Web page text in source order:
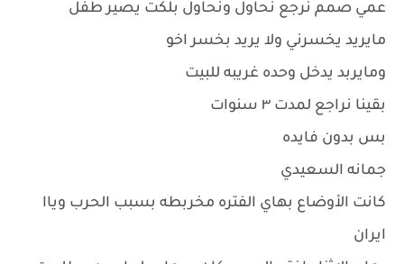
عمي صمم نرجع نحاول ونحاول بلكت يصير طفل
مايريد يخسرني ولا يريد بخسر اخو
ومايربد يدخل وحده غريبه للبيت
بقينا نراجع لمدت ٣ سنوات
بس بدون فايده
جمانه السعيدي
كانت الأوضاع بهاي الفتره مخربطه بسبب الحرب وياا
ايران